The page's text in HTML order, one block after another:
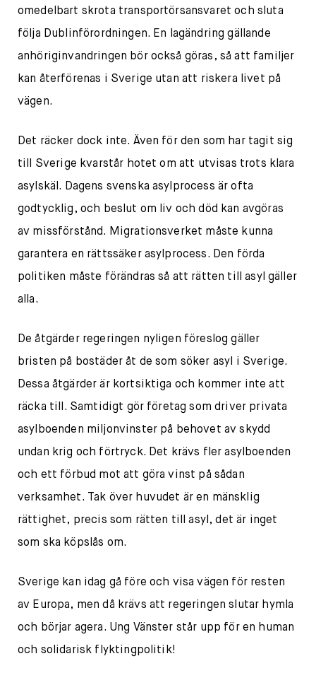
omedelbart skrota transportörsansvaret och sluta
följa Dublinförordningen. En lagändring gällande
anhöriginvandringen bör också göras, så att familjer
kan återförenas i Sverige utan att riskera livet på
vägen.
Det räcker dock inte. Även för den som har tagit sig
till Sverige kvarstår hotet om att utvisas trots klara
asylskäl. Dagens svenska asylprocess är ofta
godtycklig, och beslut om liv och död kan avgöras
av missförstånd. Migrationsverket måste kunna
garantera en rättssäker asylprocess. Den förda
politiken måste förändras så att rätten till asyl gäller
alla.
De åtgärder regeringen nyligen föreslog gäller
bristen på bostäder åt de som söker asyl i Sverige.
Dessa åtgärder är kortsiktiga och kommer inte att
räcka till. Samtidigt gör företag som driver privata
asylboenden miljonvinster på behovet av skydd
undan krig och förtryck. Det krävs fler asylboenden
och ett förbud mot att göra vinst på sådan
verksamhet. Tak över huvudet är en mänsklig
rättighet, precis som rätten till asyl, det är inget
som ska köpslås om.
Sverige kan idag gå före och visa vägen för resten
av Europa, men då krävs att regeringen slutar hymla
och börjar agera. Ung Vänster står upp för en human
och solidarisk flyktingpolitik!